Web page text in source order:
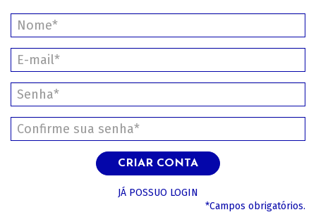
CONTEÚDOS
IMPRENSA
CRIAR CONTA
JÁ POSSUO LOGIN
*Campos obrigatórios.